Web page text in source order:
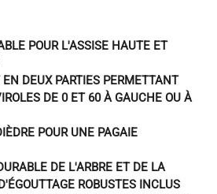
POUR L'ASSISE HAUTE ET
EN DEUX PARTIES PERMETTANT
DE 0 ET 60 À GAUCHE OU À
POUR UNE PAGAIE
DE L'ARBRE ET DE LA
ROBUSTES INCLUS